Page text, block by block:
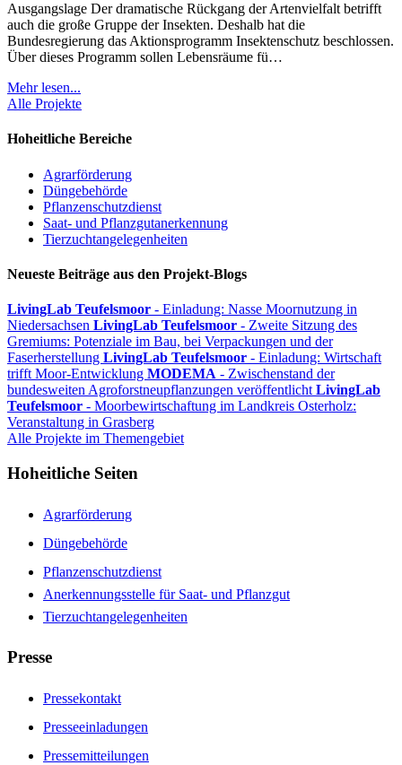
Ausgangslage Der dramatische Rückgang der Artenvielfalt betrifft
auch die große Gruppe der Insekten. Deshalb hat die
Bundesregierung das Aktionsprogramm Insektenschutz beschlossen.
Über dieses Programm sollen Lebensräume fü…
Mehr lesen...
Alle Projekte
Hoheitliche Bereiche
Agrarförderung
Düngebehörde
Pflanzenschutzdienst
Saat- und Pflanzgutanerkennung
Tierzuchtangelegenheiten
Neueste Beiträge aus den Projekt-Blogs
LivingLab Teufelsmoor - Einladung: Nasse Moornutzung in
Niedersachsen LivingLab Teufelsmoor - Zweite Sitzung des
Gremiums: Potenziale im Bau, bei Verpackungen und der
Faserherstellung LivingLab Teufelsmoor - Einladung: Wirtschaft
trifft Moor-Entwicklung MODEMA - Zwischenstand der
bundesweiten Agroforstneupflanzungen veröffentlicht LivingLab
Teufelsmoor - Moorbewirtschaftung im Landkreis Osterholz:
Veranstaltung in Grasberg
Alle Projekte im Themengebiet
Hoheitliche Seiten
Agrarförderung
Düngebehörde
Pflanzenschutzdienst
Anerkennungsstelle für Saat- und Pflanzgut
Tierzuchtangelegenheiten
Presse
Pressekontakt
Presseeinladungen
Pressemitteilungen